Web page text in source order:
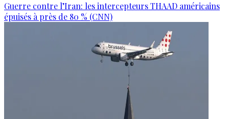
Guerre contre l’Iran: les intercepteurs THAAD américains
épuisés à près de 80 % (CNN)